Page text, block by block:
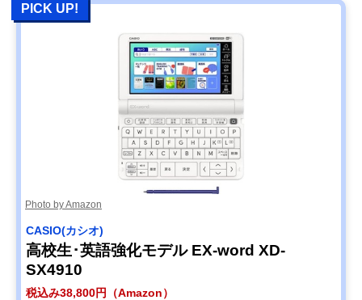
PICK UP!
Photo by Amazon
CASIO(カシオ)
高校生･英語強化モデル EX-word XD-
SX4910
税込み38,800円（Amazon）